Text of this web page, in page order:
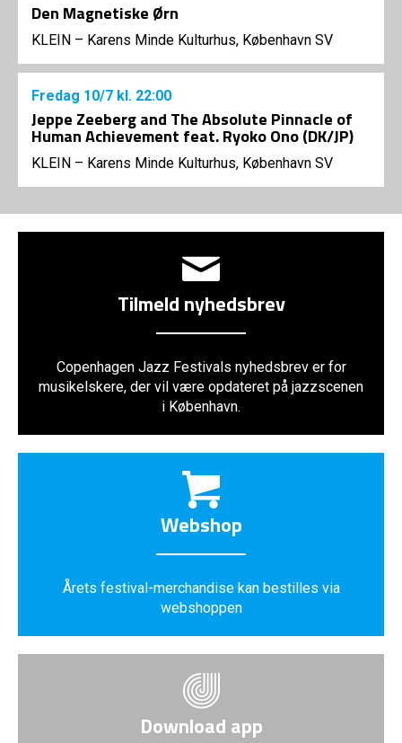
Den Magnetiske Ørn
KLEIN – Karens Minde Kulturhus, København SV
Fredag 10/7 kl. 22:00
Jeppe Zeeberg and The Absolute Pinnacle of
Human Achievement feat. Ryoko Ono (DK/JP)
KLEIN – Karens Minde Kulturhus, København SV
Tilmeld nyhedsbrev
Copenhagen Jazz Festivals nyhedsbrev er for
musikelskere, der vil være opdateret på jazzscenen
i København.
Webshop
Årets festival-merchandise kan bestilles via
webshoppen
Download app